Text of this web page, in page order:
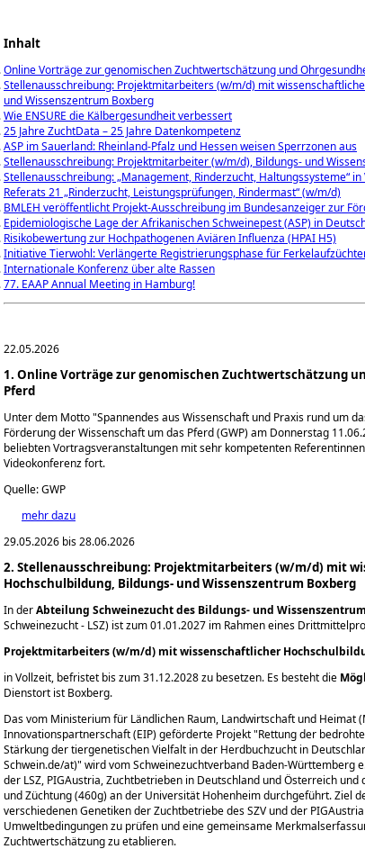
Inhalt
Online Vorträge zur genomischen Zuchtwertschätzung und
Stellenausschreibung: Projektmitarbeiters (w/m/d) mit
und Wissenszentrum Boxberg
Wie ENSURE die Kälbergesundheit verbessert
25 Jahre ZuchtData – 25 Jahre Datenkompetenz
ASP im Sauerland: Rheinland-Pfalz und Hessen weisen Sperrzonen aus
Stellenausschreibung: Projektmitarbeiter (w/m/d), Bildungs- und
Stellenausschreibung: „Management, Rinderzucht, Haltungssysteme“
Referats 21 „Rinderzucht, Leistungsprüfungen, Rindermast“ (w/m/d)
BMLEH veröffentlicht Projekt-Ausschreibung im Bundesanzeiger zur
Epidemiologische Lage der Afrikanischen Schweinepest (ASP) in
Risikobewertung zur Hochpathogenen Aviären Influenza (HPAI H5)
Initiative Tierwohl: Verlängerte Registrierungsphase für
Internationale Konferenz über alte Rassen
77. EAAP Annual Meeting in Hamburg!
22.05.2026
1. Online Vorträge zur genomischen Zuchtwertschätzung
Pferd
Unter dem Motto Spannendes aus Wissenschaft und Praxis rund um
Förderung der Wissenschaft um das Pferd (GWP) am Donnerstag
beliebten Vortragsveranstaltungen mit sehr kompetenten
Videokonferenz fort.
Quelle: GWP
mehr dazu
29.05.2026 bis 28.06.2026
2. Stellenausschreibung: Projektmitarbeiters (w/m/d) mit
Hochschulbildung, Bildungs- und Wissenszentrum Boxberg
In derAbteilung Schweinezucht des Bildungs- und
Schweinezucht - LSZ) ist zum 01.01.2027 im Rahmen eines
Projektmitarbeiters (w/m/d) mit wissenschaftlicher
in Vollzeit, befristet bis zum 31.12.2028 zu besetzen. Es besteht die
Dienstort ist Boxberg.
Das vom Ministerium für Ländlichen Raum, Landwirtschaft und Heimat
Innovationspartnerschaft (EIP) geförderte Projekt Rettung der
Stärkung der tiergenetischen Vielfalt in der Herdbuchzucht in
Schwein.de/at) wird vom Schweinezuchtverband Baden-Württemberg
der LSZ, PIGAustria, Zuchtbetrieben in Deutschland und Österreich
und Züchtung (460g) an der Universität Hohenheim durchgeführt. Ziel
verschiedenen Genetiken der Zuchtbetriebe des SZV und der
Umweltbedingungen zu prüfen und eine gemeinsame
Zuchtwertschätzung zu etablieren.